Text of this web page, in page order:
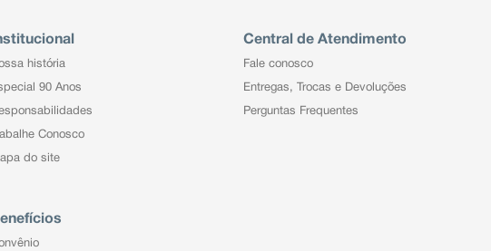
história
90 Anos
Conosco
do site
Central de Atendimento
Fale conosco
Entregas, Trocas e Devoluções
Perguntas Frequentes